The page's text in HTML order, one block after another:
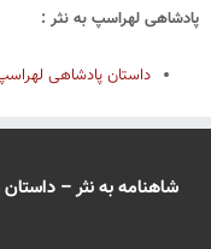
پادشاهی لهراسپ به نثر :
داستان پادشاهی
شاهنامه به نثر –